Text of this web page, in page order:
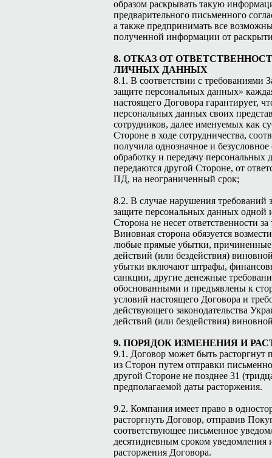
образом раскрывать такую
предварительного письменного
а также предпринимать все
полученной информации от
8. ОТКАЗ ОТ
ЛИЧНЫХ ДАННЫХ
8.1. В соответствии с требованиями
защите персональных данных»
настоящего Договора гарантирует,
персональных данных своих
сотрудников, далее именуемых как
Стороне в ходе сотрудничества,
получила однозначное и безусловное
обработку и передачу персональных
передаются другой Стороне, от
ПД, на неограниченный срок;
8.2. В случае нарушения требований
защите персональных данных одной
Сторона не несет ответственности
Виновная сторона обязуется
любые прямые убытки, причиненные
действий (или бездействия)
убытки включают штрафы,
санкции, другие денежные
обоснованными и предъявлены к
условий настоящего Договора и
действующего законодательства
действий (или бездействия)
9. ПОРЯДОК ИЗМЕНЕНИЯ И
9.1. Договор может быть
из Сторон путем отправки
другой Стороне не позднее 31
предполагаемой даты расторжения.
9.2. Компания имеет право в
расторгнуть Договор, отправив
соответствующее письменное
десятидневным сроком уведомления
расторжения Договора.